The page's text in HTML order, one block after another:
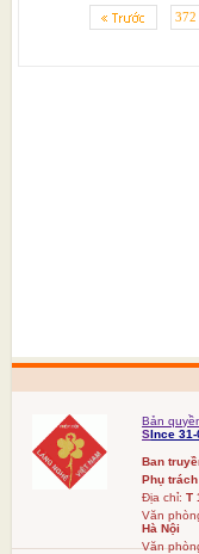
372
Bản
SInce 31-
Ban
Phụ
Địa chỉ: T
Văn
Hà Nội
Văn